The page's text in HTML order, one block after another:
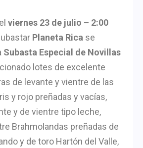
viernes 23 de julio – 2:00
Planeta Rica se
Subasta Especial de Novillas
lotes de excelente
de levante y vientre de las
y rojo preñadas y vacías,
y de vientre tipo leche,
Brahmolandas preñadas de
y de toro Hartón del Valle,